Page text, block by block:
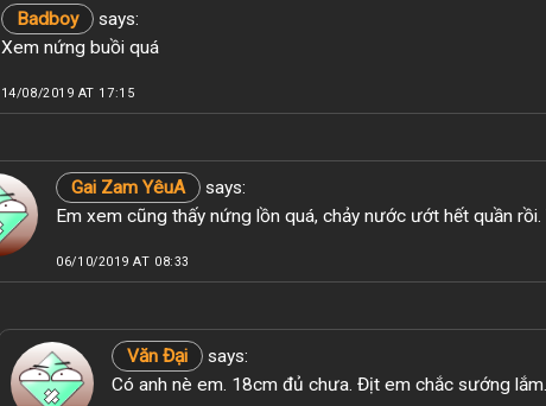
Badboy
says:
Xem nứng buồi quá
14/08/2019 AT 17:15
Gai Zam YêuA
says:
Em xem cũng thấy nứng lồn quá, chảy nước ướt hết quần
06/10/2019 AT 08:33
Văn Đại
says:
Có anh nè em. 18cm đủ chưa. Địt em chắc sướng